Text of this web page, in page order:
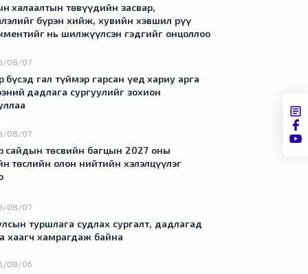
дадлагад 14 алба хаагч
хаагчид уснаас болон хот дотор эрэн
түймэр унтраах дадлага сургуулилт хийж,
гамшгийн менежментийн систем,
танилцаж, туршлага судалж байна.
халаалтын төвүүдийн засвар,
бүрэн хийж, хувийн хэвшил рүү
нь шилжүүлсэн гэдгийг онцоллоо
08/07
бүсэд гал түймэр гарсан үед хариу арга
дадлага сургуулийг зохион
08/07
сайдын төсвийн багцын 2027 оны
төслийн олон нийтийн хэлэлцүүлэг
08/07
туршлага судлах сургалт, дадлагад
хаагч хамрагдаж байна
08/06